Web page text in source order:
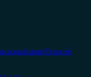
nostraIstorieTema de